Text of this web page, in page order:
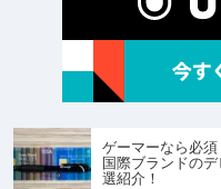
ゲーマーなら必
国際ブランドの
選紹介！